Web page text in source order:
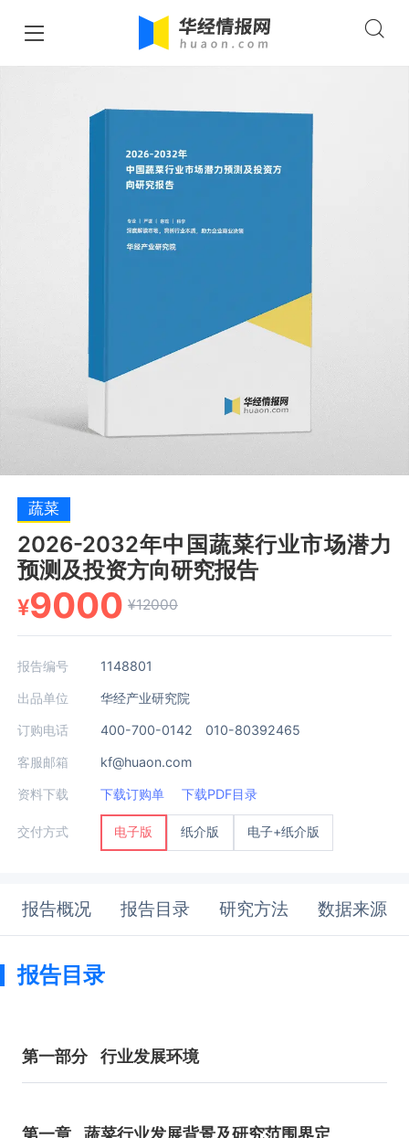
蔬菜
2026-2032年中国蔬菜行业市场潜力
预测及投资方向研究报告
¥9000 ¥12000
报告编号 1148801
出品单位 华经产业研究院
订购电话 400-700-0142 010-80392465
客服邮箱 kf@huaon.com
资料下载 下载订购单 下载PDF目录
交付方式 电子版 纸介版 电子+纸介版
报告概况 报告目录 研究方法 数据来源
报告目录
第一部分 行业发展环境
第一章 蔬菜行业发展背景及研究范围界定